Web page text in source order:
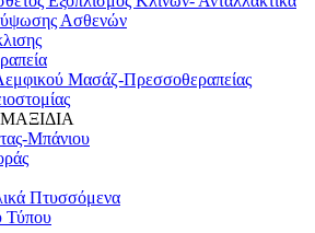
Ασθενών
Μασάζ-Πρεσσοθεραπείας
Μπάνιου
Πτυσσόμενα
Τύπου